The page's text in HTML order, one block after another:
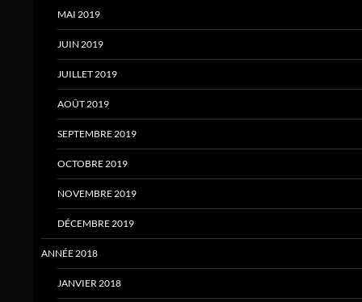
MAI 2019
JUIN 2019
JUILLET 2019
AOÛT 2019
SEPTEMBRE 2019
OCTOBRE 2019
NOVEMBRE 2019
DÉCEMBRE 2019
ANNÉE 2018
JANVIER 2018